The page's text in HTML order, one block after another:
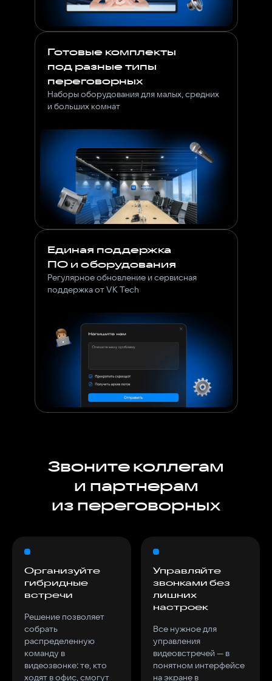
Готовые комплекты
под разные типы
переговорных
Наборы оборудования для малых, средних
и больших комнат
Единая поддержка
ПО и оборудования
Регулярное обновление и сервисная
поддержка от VK Tech
Звоните коллегам
и партнерам
из переговорных
Организуйте
гибридные
встречи
Решение позволяет
собрать
распределенную
команду в
видеозвонке: те, кто
ходят в офис, смогут
Управляйте
звонками без
лишних
настроек
Все нужное для
управления
видеовстречей — в
понятном интерфейсе
на экране в